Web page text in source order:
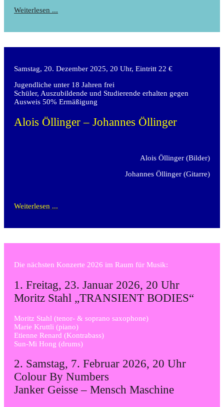
Weiterlesen ...
Samstag, 20. Dezember 2025, 20 Uhr, Eintritt 22 €
Jugendliche unter 18 Jahren frei
Schüler, Auszubildende und Studierende erhalten gegen
Ausweis 50% Ermäßigung
Alois Öllinger– Johannes Öllinger
Alois Öllinger (Bilder)
Johannes Öllinger (Gitarre)
Weiterlesen ...
Die nächsten Konzerte 2026 im Raum für Musik:
1. Freitag, 23. Januar 2026, 20 Uhr
Moritz Stahl „TRANSIENT BODIES“
Moritz Stahl (tenor- & soprano saxophone)
Marie Kruttli (piano)
Etienne Renard (Kontrabass)
Sun-Mi Hong (drums)
2. Samstag, 7. Februar 2026, 20 Uhr
Colour By Numbers
Janker Geisse – Mensch Maschine